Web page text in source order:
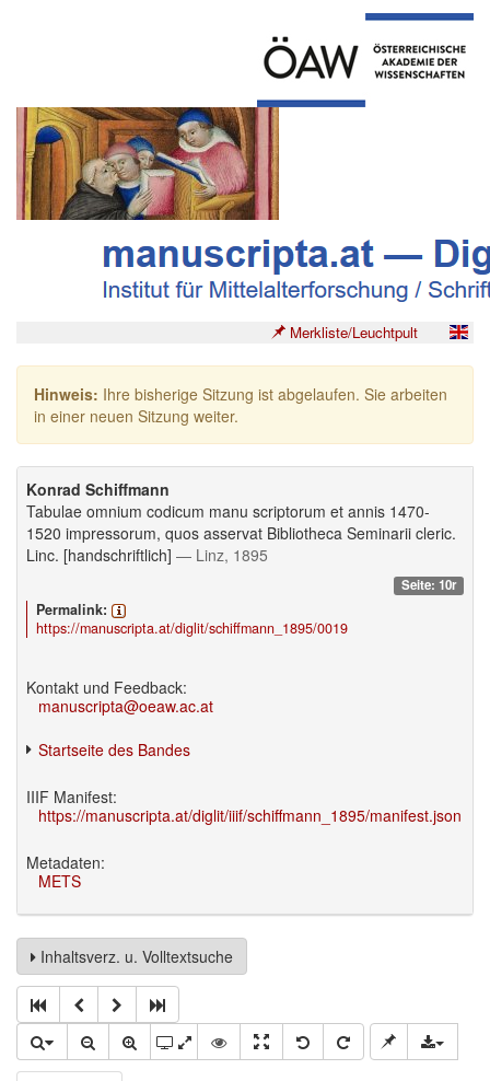
Merkliste/Leuchtpult
Hinweis: Ihre bisherige Sitzung ist abgelaufen. Sie arbeiten
in einer neuen Sitzung weiter.
Konrad Schiffmann
Tabulae omnium codicum manu scriptorum et annis 1470-
1520 impressorum, quos asservat Bibliotheca Seminarii cleric.
Linc. [handschriftlich] — Linz, 1895
Seite: 10r
Permalink:
https://manuscripta.at/diglit/schiffmann_1895/0019
Kontakt und Feedback:
manuscripta@oeaw.ac.at
Startseite des Bandes
IIIF Manifest:
https://manuscripta.at/diglit/iiif/schiffmann_1895/manifest.json
Metadaten:
METS
Inhaltsverz. u. Volltextsuche